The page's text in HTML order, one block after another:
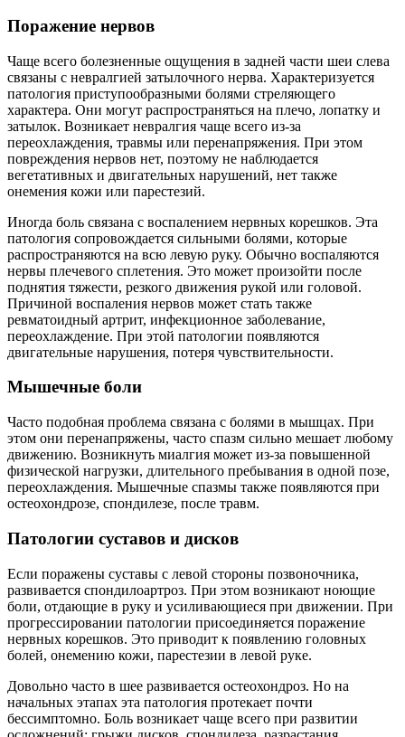
Поражение нервов
Чаще всего болезненные ощущения в задней части шеи слева
связаны с невралгией затылочного нерва. Характеризуется
патология приступообразными болями стреляющего
характера. Они могут распространяться на плечо, лопатку и
затылок. Возникает невралгия чаще всего из-за
переохлаждения, травмы или перенапряжения. При этом
повреждения нервов нет, поэтому не наблюдается
вегетативных и двигательных нарушений, нет также
онемения кожи или парестезий.
Иногда боль связана с воспалением нервных корешков. Эта
патология сопровождается сильными болями, которые
распространяются на всю левую руку. Обычно воспаляются
нервы плечевого сплетения. Это может произойти после
поднятия тяжести, резкого движения рукой или головой.
Причиной воспаления нервов может стать также
ревматоидный артрит, инфекционное заболевание,
переохлаждение. При этой патологии появляются
двигательные нарушения, потеря чувствительности.
Мышечные боли
Часто подобная проблема связана с болями в мышцах. При
этом они перенапряжены, часто спазм сильно мешает любому
движению. Возникнуть миалгия может из-за повышенной
физической нагрузки, длительного пребывания в одной позе,
переохлаждения. Мышечные спазмы также появляются при
остеохондрозе, спондилезе, после травм.
Патологии суставов и дисков
Если поражены суставы с левой стороны позвоночника,
развивается спондилоартроз. При этом возникают ноющие
боли, отдающие в руку и усиливающиеся при движении. При
прогрессировании патологии присоединяется поражение
нервных корешков. Это приводит к появлению головных
болей, онемению кожи, парестезии в левой руке.
Довольно часто в шее развивается остеохондроз. Но на
начальных этапах эта патология протекает почти
бессимптомно. Боль возникает чаще всего при развитии